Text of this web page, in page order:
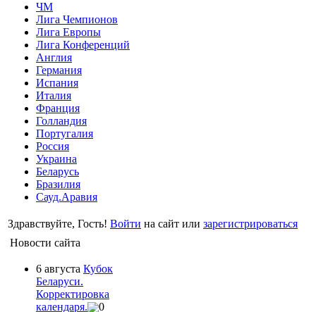
ЧМ
Лига Чемпионов
Лига Европы
Лига Конференций
Англия
Германия
Испания
Италия
Франция
Голландия
Португалия
Россия
Украина
Беларусь
Бразилия
Сауд.Аравия
Здравствуйте, Гость! Войти на сайт или зарегистрироваться
Новости сайта
6 августа Кубок
Беларуси.
Корректировка
календаря.
0